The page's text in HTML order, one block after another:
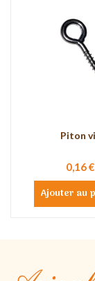
Piton
0,16 €
Ajouter au